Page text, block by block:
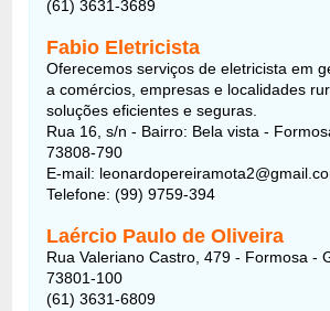
(61) 3631-3689
Fabio Eletricista
Oferecemos serviços de eletricista em
a comércios, empresas e localidades
soluções eficientes e seguras.
Rua 16, s/n - Bairro: Bela vista -
73808-790
E-mail:
Telefone: (99) 9759-394
Laércio Paulo de Oliveira
Rua Valeriano Castro, 479 - Formosa -
73801-100
(61) 3631-6809